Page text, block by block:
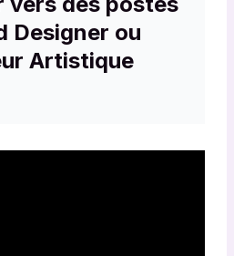
front-end.
Designer ou
Artistique